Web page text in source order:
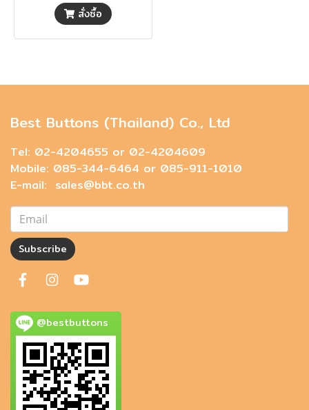
สั่งซื้อ
Best Buttons (Thailand) Co., Ltd
Tel: 02-4204655 or 02-4204609
Mobile: 085-344-6464 or 085-911-1010
E-mail: sales@bbt.co.th
Subscribe
@bestbuttons